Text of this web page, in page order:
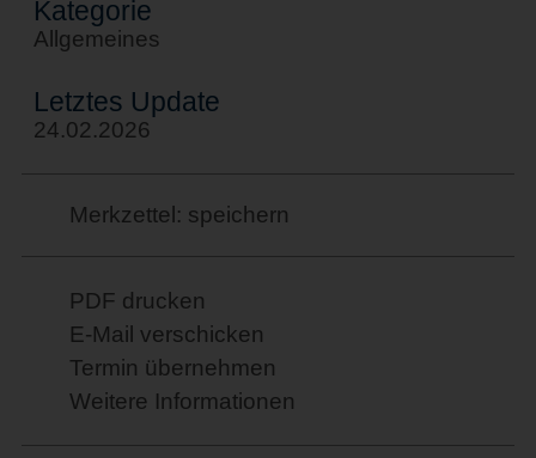
Kategorie
Allgemeines
Letztes Update
24.02.2026
Merkzettel: speichern
PDF drucken
E-Mail verschicken
Termin übernehmen
Weitere Informationen